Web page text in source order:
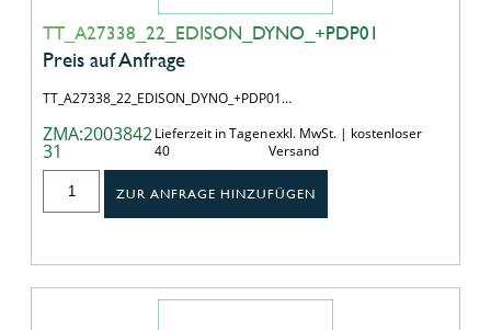
TT_A27338_22_EDISON_DYNO_+PDP01
Preis auf Anfrage
TT_A27338_22_EDISON_DYNO_+PDP01…
ZMA:2003842
31
Lieferzeit in Tagen
40
exkl. MwSt. | kostenloser
Versand
ZUR ANFRAGE HINZUFÜGEN